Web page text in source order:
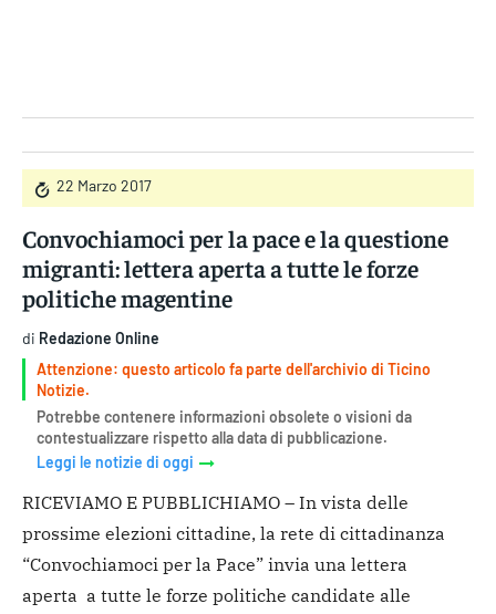
22 Marzo 2017
Convochiamoci per la pace e la questione
migranti: lettera aperta a tutte le forze
politiche magentine
di Redazione Online
Attenzione: questo articolo fa parte dell'archivio di Ticino
Notizie.
Potrebbe contenere informazioni obsolete o visioni da
contestualizzare rispetto alla data di pubblicazione.
Leggi le notizie di oggi
RICEVIAMO E PUBBLICHIAMO – In vista delle
prossime elezioni cittadine, la rete di cittadinanza
“Convochiamoci per la Pace” invia una lettera
aperta a tutte le forze politiche candidate alle